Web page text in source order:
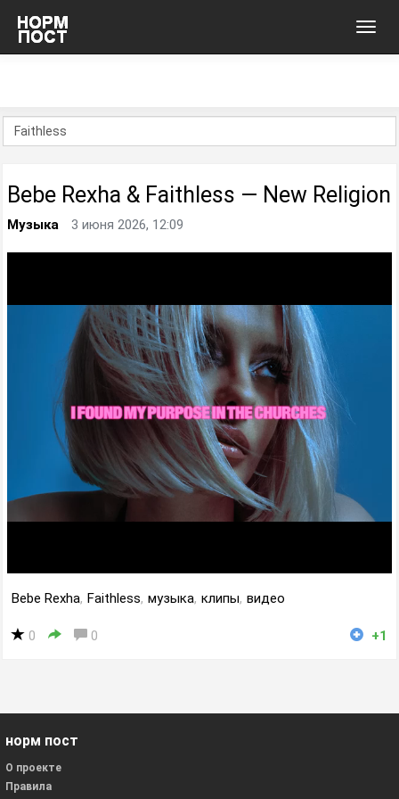
Bebe Rexha & Faithless — New Religion
Музыка 3 июня 2026, 12:09
Bebe Rexha, Faithless, музыка, клипы, видео
0 0 +1
норм пост
О проекте
Правила